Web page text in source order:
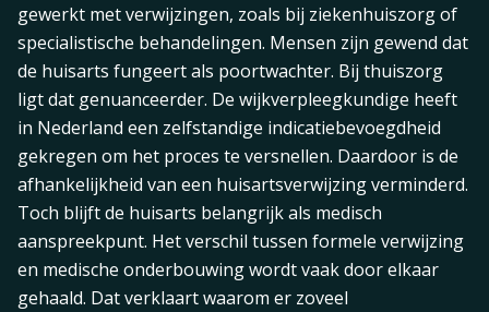
gewerkt met verwijzingen, zoals bij ziekenhuiszorg of
specialistische behandelingen. Mensen zijn gewend dat
de huisarts fungeert als poortwachter. Bij thuiszorg
ligt dat genuanceerder. De wijkverpleegkundige heeft
in Nederland een zelfstandige indicatiebevoegdheid
gekregen om het proces te versnellen. Daardoor is de
afhankelijkheid van een huisartsverwijzing verminderd.
Toch blijft de huisarts belangrijk als medisch
aanspreekpunt. Het verschil tussen formele verwijzing
en medische onderbouwing wordt vaak door elkaar
gehaald. Dat verklaart waarom er zoveel